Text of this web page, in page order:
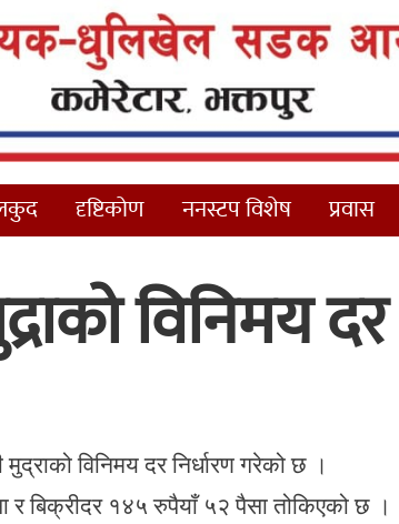
दृष्टिकोण ननस्टप विशेष प्रवास
विनिमय दर
विनिमय दर निर्धारण गरेको छ ।
बिक्रीदर १४५ रुपैयाँ ५२ पैसा तोकिएको छ ।